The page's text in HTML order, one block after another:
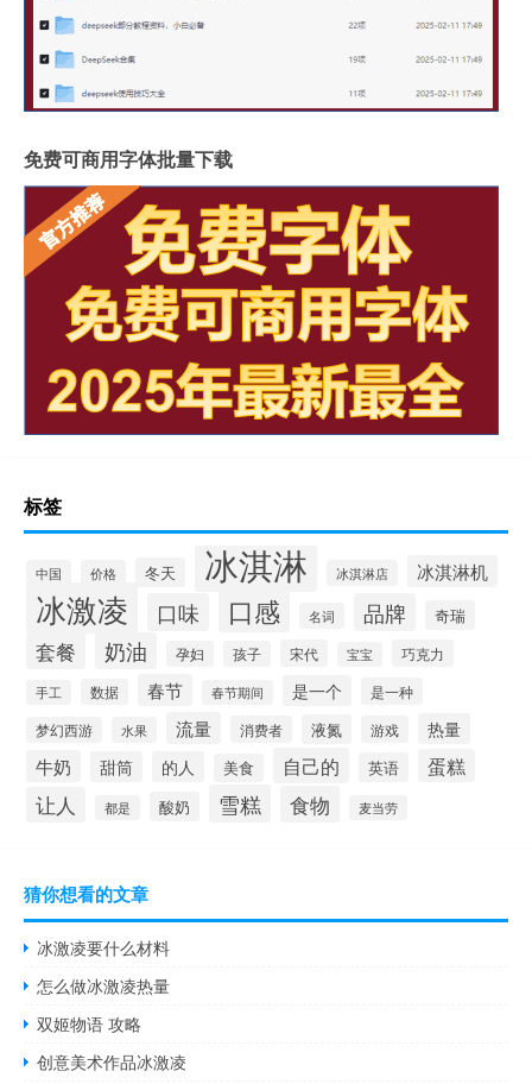
免费可商用字体批量下载
标签
中国 价格 冬天 冰淇淋 冰淇淋店 冰淇淋机
冰激凌 口味 口感 名词 品牌 奇瑞
套餐 奶油 孕妇 孩子 宋代 宝宝 巧克力
手工 数据 春节 春节期间 是一个 是一种
梦幻西游 水果 流量 消费者 液氮 游戏 热量
牛奶 甜筒 的人 美食 自己的 英语 蛋糕
让人 都是 酸奶 雪糕 食物 麦当劳
猜你想看的文章
冰激凌要什么材料
怎么做冰激凌热量
双姬物语 攻略
创意美术作品冰激凌